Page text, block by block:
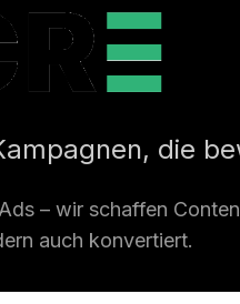
die
– wir schaffen
auch konvertiert.